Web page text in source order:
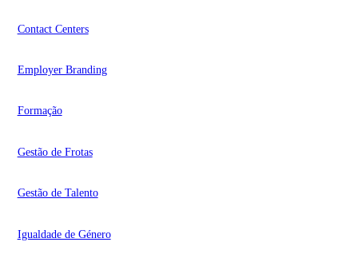
Contact Centers
Employer Branding
Formação
Gestão de Frotas
Gestão de Talento
Igualdade de Género